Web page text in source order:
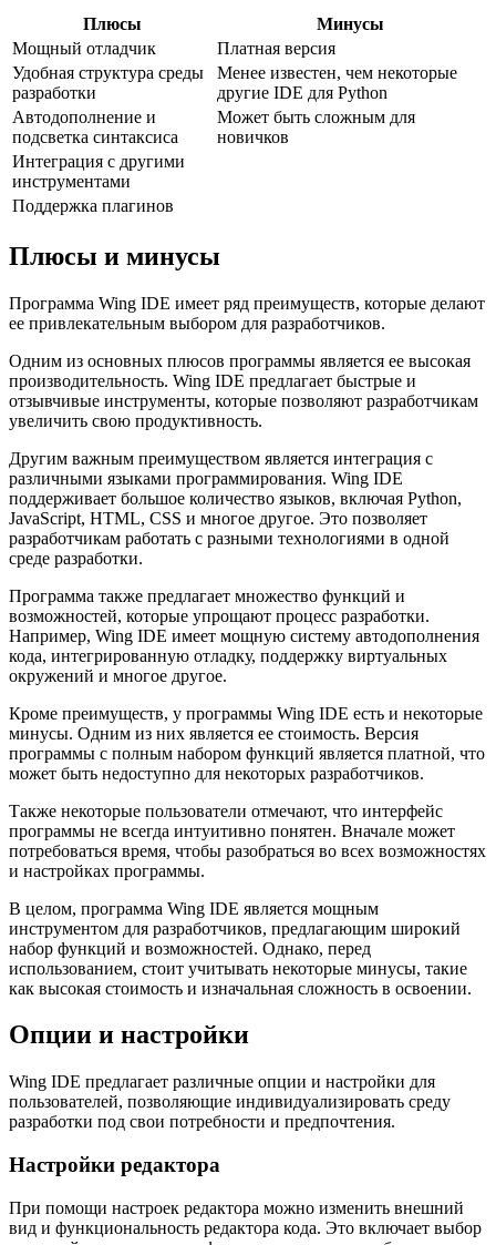
Плюсы
Минусы
Мощный отладчик
Платная версия
Удобная структура среды
разработки
Менее известен, чем некоторые
другие IDE для Python
Автодополнение и
подсветка синтаксиса
Может быть сложным для
новичков
Интеграция с другими
инструментами
Поддержка плагинов
Плюсы и минусы
Программа Wing IDE имеет ряд преимуществ, которые делают
ее привлекательным выбором для разработчиков.
Одним из основных плюсов программы является ее высокая
производительность. Wing IDE предлагает быстрые и
отзывчивые инструменты, которые позволяют разработчикам
увеличить свою продуктивность.
Другим важным преимуществом является интеграция с
различными языками программирования. Wing IDE
поддерживает большое количество языков, включая Python,
JavaScript, HTML, CSS и многое другое. Это позволяет
разработчикам работать с разными технологиями в одной
среде разработки.
Программа также предлагает множество функций и
возможностей, которые упрощают процесс разработки.
Например, Wing IDE имеет мощную систему автодополнения
кода, интегрированную отладку, поддержку виртуальных
окружений и многое другое.
Кроме преимуществ, у программы Wing IDE есть и некоторые
минусы. Одним из них является ее стоимость. Версия
программы с полным набором функций является платной, что
может быть недоступно для некоторых разработчиков.
Также некоторые пользователи отмечают, что интерфейс
программы не всегда интуитивно понятен. Вначале может
потребоваться время, чтобы разобраться во всех возможностях
и настройках программы.
В целом, программа Wing IDE является мощным
инструментом для разработчиков, предлагающим широкий
набор функций и возможностей. Однако, перед
использованием, стоит учитывать некоторые минусы, такие
как высокая стоимость и изначальная сложность в освоении.
Опции и настройки
Wing IDE предлагает различные опции и настройки для
пользователей, позволяющие индивидуализировать среду
разработки под свои потребности и предпочтения.
Настройки редактора
При помощи настроек редактора можно изменить внешний
вид и функциональность редактора кода. Это включает выбор